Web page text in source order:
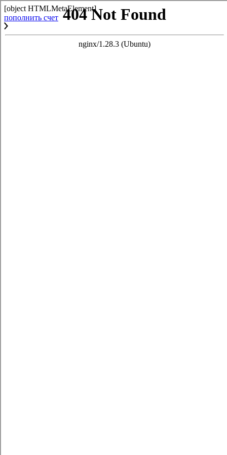
[object HTMLMetaElement]
пополнить счет